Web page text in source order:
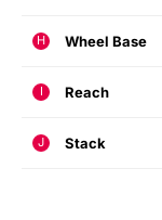
H Wheel Base
I Reach
J Stack